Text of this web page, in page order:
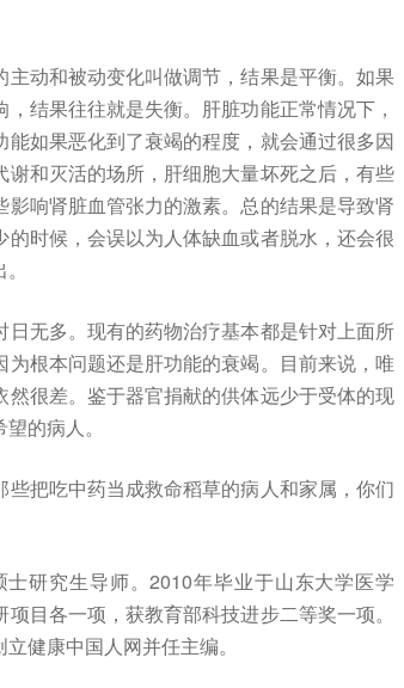
动和被动变化叫做调节，结果是平衡。如果
结果往往就是失衡。肝脏功能正常情况下，
如果恶化到了衰竭的程度，就会通过很多因
和灭活的场所，肝细胞大量坏死之后，有些
响肾脏血管张力的激素。总的结果是导致肾
时候，会误以为人体缺血或者脱水，还会很
无多。现有的药物治疗基本都是针对上面所
根本问题还是肝功能的衰竭。目前来说，唯
很差。鉴于器官捐献的供体远少于受体的现
的病人。
把吃中药当成救命稻草的病人和家属，你们
研究生导师。2010年毕业于山东大学医学
目各一项，获教育部科技进步二等奖一项。
健康中国人网并任主编。